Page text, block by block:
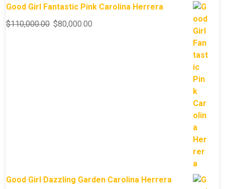
Good Girl Fantastic Pink Carolina Herrera
$110,000.00 $80,000.00
Good Girl Dazzling Garden Carolina Herrera